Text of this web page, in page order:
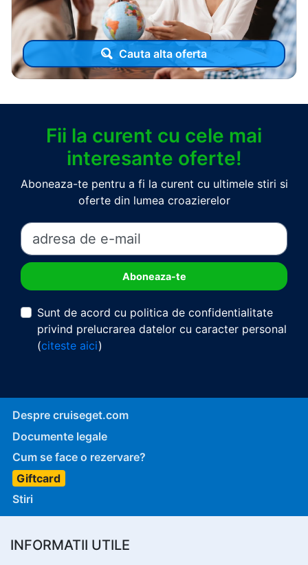
Cauta alta oferta
Fii la curent cu cele mai
interesante oferte!
Aboneaza-te pentru a fi la curent cu ultimele stiri si
oferte din lumea croazierelor
Sunt de acord cu politica de confidentialitate
privind prelucrarea datelor cu caracter personal
(citeste aici)
Despre cruiseget.com
Documente legale
Cum se face o rezervare?
Giftcard
Stiri
INFORMATII UTILE